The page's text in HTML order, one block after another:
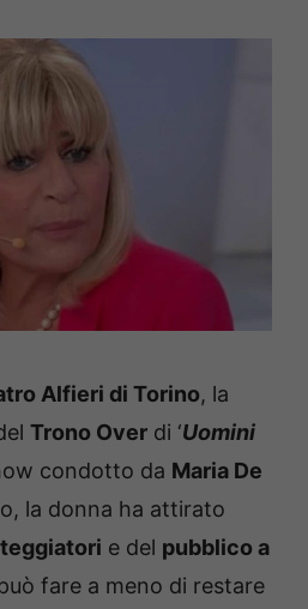
Alfieri di Torino, la
Trono Over di ‘Uomini
condotto da Maria De
la donna ha attirato
e del pubblico a
fare a meno di restare